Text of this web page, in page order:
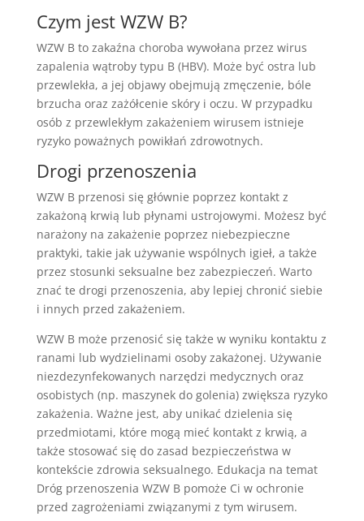
Czym jest WZW B?
WZW B to zakaźna choroba wywołana przez wirus
zapalenia wątroby typu B (HBV). Może być ostra lub
przewlekła, a jej objawy obejmują zmęczenie, bóle
brzucha oraz zażółcenie skóry i oczu. W przypadku
osób z przewlekłym zakażeniem wirusem istnieje
ryzyko poważnych powikłań zdrowotnych.
Drogi przenoszenia
WZW B przenosi się głównie poprzez kontakt z
zakażoną krwią lub płynami ustrojowymi. Możesz być
narażony na zakażenie poprzez niebezpieczne
praktyki, takie jak używanie wspólnych igieł, a także
przez stosunki seksualne bez zabezpieczeń. Warto
znać te drogi przenoszenia, aby lepiej chronić siebie
i innych przed zakażeniem.
WZW B może przenosić się także w wyniku kontaktu z
ranami lub wydzielinami osoby zakażonej. Używanie
niezdezynfekowanych narzędzi medycznych oraz
osobistych (np. maszynek do golenia) zwiększa ryzyko
zakażenia. Ważne jest, aby unikać dzielenia się
przedmiotami, które mogą mieć kontakt z krwią, a
także stosować się do zasad bezpieczeństwa w
kontekście zdrowia seksualnego. Edukacja na temat
Dróg przenoszenia WZW B pomoże Ci w ochronie
przed zagrożeniami związanymi z tym wirusem.